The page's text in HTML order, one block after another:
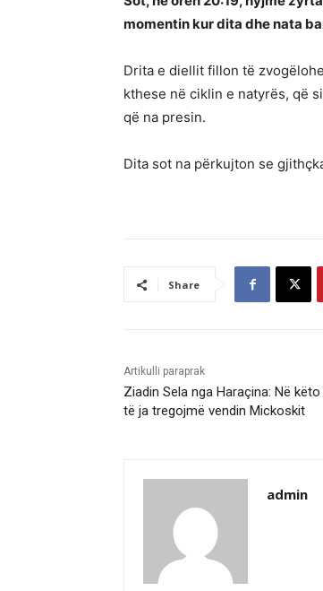
momentin kur dita dhe nata
Drita e diellit fillon të
kthese në ciklin e natyrës, që
që na presin.
Dita sot na përkujton se
Share
Artikulli paraprak
Ziadin Sela nga Haraçina: Në
të ja tregojmë vendin Mickoskit
admin